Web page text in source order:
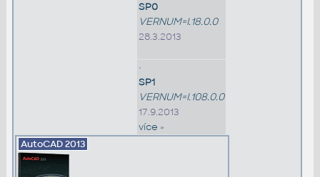
SP0
VERNUM=I.18.0.0
28.3.2013
•
SP1
VERNUM=I.108.0.0
17.9.2013
více »
AutoCAD2013